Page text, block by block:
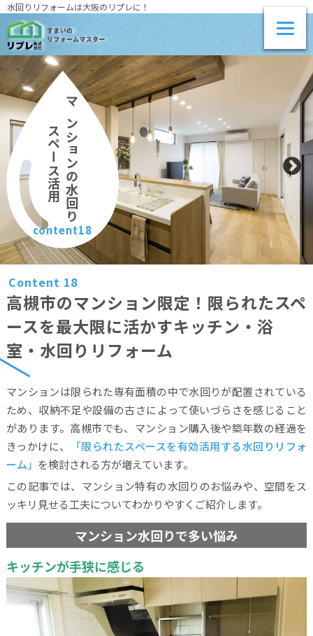
水回りリフォームは大阪のリプレに！
マンションの水回り
スペース活用
content18
Content 18
高槻市のマンション限定！限られたスペ
ースを最大限に活かすキッチン・浴
室・水回りリフォーム
マンションは限られた専有面積の中で水回りが配置されている
ため、収納不足や設備の古さによって使いづらさを感じること
があります。高槻市でも、マンション購入後や築年数の経過を
きっかけに、
「限られたスペースを有効活用する水回りリフォ
ーム」 を検討される方が増えています。
この記事では、マンション特有の水回りのお悩みや、空間をス
ッキリ見せる工夫についてわかりやすくご紹介します。
マンション水回りで多い悩み
キッチンが手狭に感じる